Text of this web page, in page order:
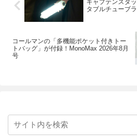
キャプテンスタ
タブルチューブ
コールマンの「多機能ポケット付きトー
トバッグ」が付録！MonoMax 2026年8月
号